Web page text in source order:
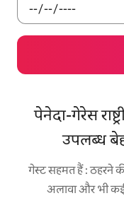
पेनेदा-गेरेस
उपलब्ध
गेस्ट सहमत हैं : ठहरने
अलावा और भी कई